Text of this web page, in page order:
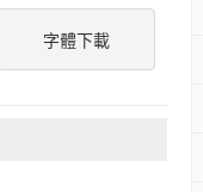
字體下載